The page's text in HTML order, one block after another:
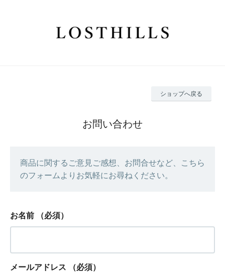
ショップへ戻る
お問い合わせ
商品に関するご意見ご感想、お問合せなど、こちら
のフォームよりお気軽にお尋ねください。
お名前 （必須）
メールアドレス （必須）